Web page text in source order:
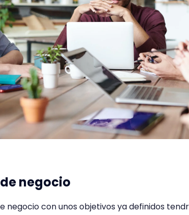
negocio
negocio con unos objetivos ya definidos